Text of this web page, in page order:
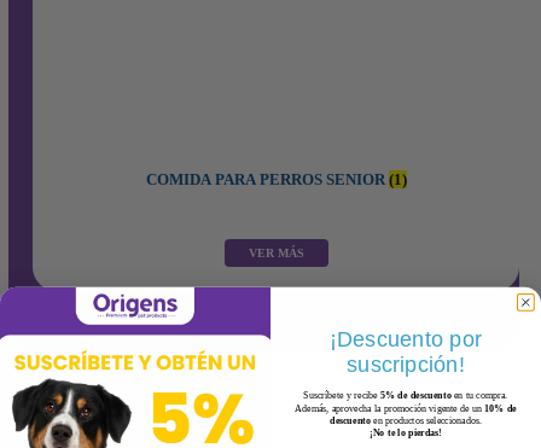
COMIDA PARA PERROS SENIOR(1)
¡Descuento por
suscripción!
Suscríbete y recibe5% de descuentoen tu compra.
Además, aprovecha la promoción vigente de un10% de
descuentoen productos seleccionados.
¡No te lo pierdas!